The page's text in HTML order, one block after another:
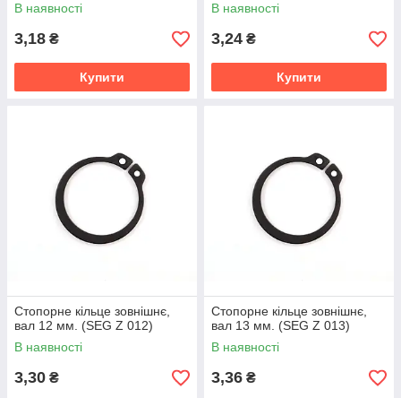
В наявності
3,18 ₴
Купити
В наявності
3,24 ₴
Купити
Стопорне кільце зовнішнє,
вал 12 мм. (SEG Z 012)
В наявності
3,30 ₴
Стопорне кільце зовнішнє,
вал 13 мм. (SEG Z 013)
В наявності
3,36 ₴